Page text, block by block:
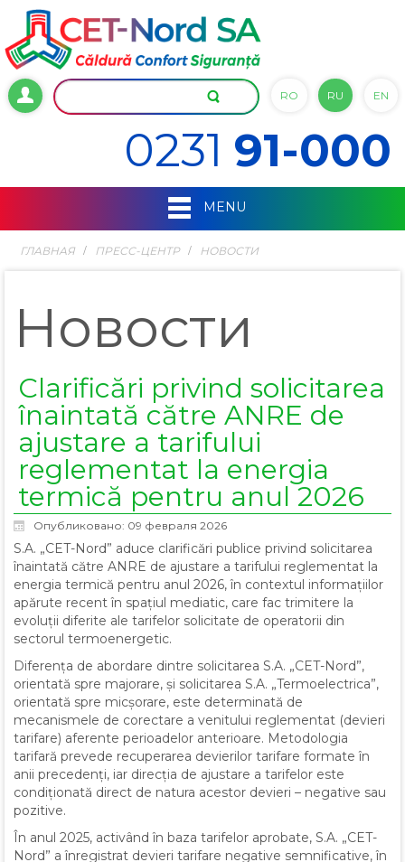
RO RU EN
0231 91-000
MENU
ГЛАВНАЯ ПРЕСС-ЦЕНТР НОВОСТИ
Новости
Clarificări privind solicitarea
înaintată către ANRE de
ajustare a tarifului
reglementat la energia
termică pentru anul 2026
Опубликовано: 09 февраля 2026
S.A. „CET-Nord” aduce clarificări publice privind solicitarea
înaintată către ANRE de ajustare a tarifului reglementat la
energia termică pentru anul 2026, în contextul informațiilor
apărute recent în spațiul mediatic, care fac trimitere la
evoluții diferite ale tarifelor solicitate de operatorii din
sectorul termoenergetic.
Diferența de abordare dintre solicitarea S.A. „CET-Nord”,
orientată spre majorare, și solicitarea S.A. „Termoelectrica”,
orientată spre micșorare, este determinată de
mecanismele de corectare a venitului reglementat (devieri
tarifare) aferente perioadelor anterioare. Metodologia
tarifară prevede recuperarea devierilor tarifare formate în
anii precedenți, iar direcția de ajustare a tarifelor este
condiționată direct de natura acestor devieri – negative sau
pozitive.
În anul 2025, activând în baza tarifelor aprobate, S.A. „CET-
Nord” a înregistrat devieri tarifare negative semnificative, în